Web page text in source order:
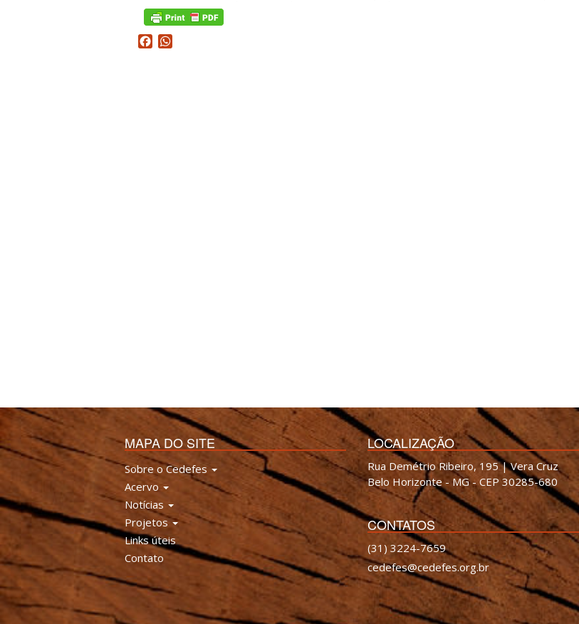
Facebook
MAPA DO SITE
Sobre o Cedefes
Acervo
Notícias
Projetos
Links úteis
Contato
LOCALIZAÇÃO
Rua Demétrio Ribeiro, 195 | Vera Cruz
Belo Horizonte - MG - CEP 30285-680
CONTATOS
(31) 3224-7659
cedefes@cedefes.org.br